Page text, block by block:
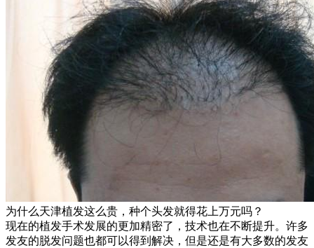
为什么天津植发这么贵，种个头发就得花上万元吗？
现在的植发手术发展的更加精密了，技术也在不断提升。许多
发友的脱发问题也都可以得到解决，但是还是有大多数的发友